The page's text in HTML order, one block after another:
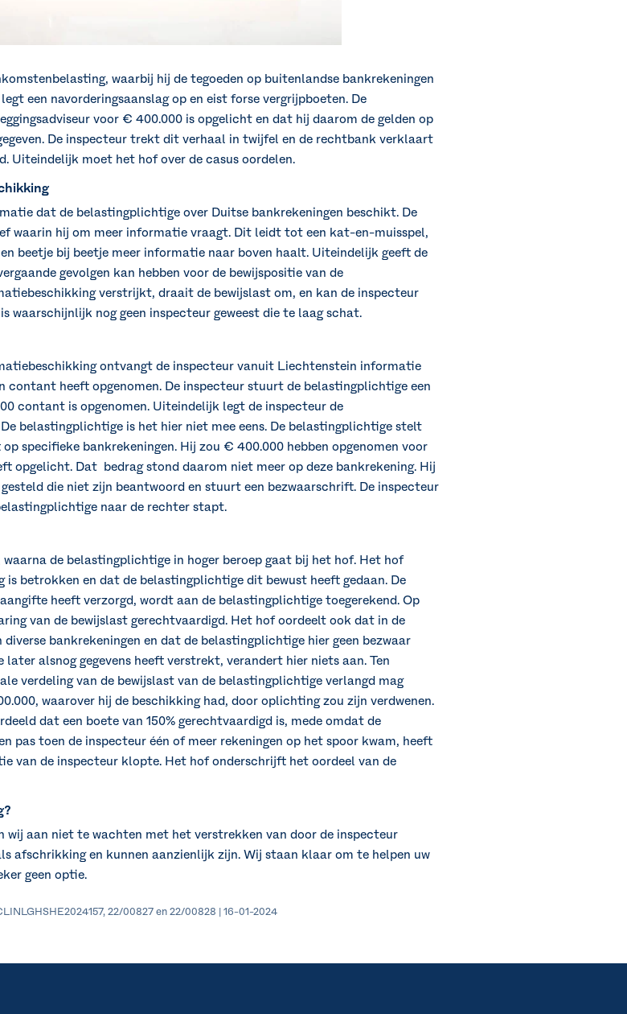
waarbij hij de tegoeden op buitenlandse bankrekeningen
een navorderingsaanslag op en eist forse vergrijpboeten. De
voor € 400.000 is opgelicht en dat hij daarom de gelden op
De inspecteur trekt dit verhaal in twijfel en de rechtbank verklaart
Uiteindelijk moet het hof over de casus oordelen.
dat de belastingplichtige over Duitse bankrekeningen beschikt. De
waarin hij om meer informatie vraagt. Dit leidt tot een kat-en-muisspel,
beetje bij beetje meer informatie naar boven haalt. Uiteindelijk geeft de
gevolgen kan hebben voor de bewijspositie van de
verstrijkt, draait de bewijslast om, en kan de inspecteur
waarschijnlijk nog geen inspecteur geweest die te laag schat.
ontvangt de inspecteur vanuit Liechtenstein informatie
heeft opgenomen. De inspecteur stuurt de belastingplichtige een
contant is opgenomen. Uiteindelijk legt de inspecteur de
belastingplichtige is het hier niet mee eens. De belastingplichtige stelt
specifieke bankrekeningen. Hij zou € 400.000 hebben opgenomen voor
opgelicht. Dat bedrag stond daarom niet meer op deze bankrekening. Hij
die niet zijn beantwoord en stuurt een bezwaarschrift. De inspecteur
naar de rechter stapt.
de belastingplichtige in hoger beroep gaat bij het hof. Het hof
betrokken en dat de belastingplichtige dit bewust heeft gedaan. De
heeft verzorgd, wordt aan de belastingplichtige toegerekend. Op
van de bewijslast gerechtvaardigd. Het hof oordeelt ook dat in de
bankrekeningen en dat de belastingplichtige hier geen bezwaar
alsnog gegevens heeft verstrekt, verandert hier niets aan. Ten
verdeling van de bewijslast van de belastingplichtige verlangd mag
waarover hij de beschikking had, door oplichting zou zijn verdwenen.
dat een boete van 150% gerechtvaardigd is, mede omdat de
pas toen de inspecteur één of meer rekeningen op het spoor kwam, heeft
van de inspecteur klopte. Het hof onderschrijft het oordeel van de
aan niet te wachten met het verstrekken van door de inspecteur
afschrikking en kunnen aanzienlijk zijn. Wij staan klaar om te helpen uw
geen optie.
22/00827 en 22/00828 | 16-01-2024